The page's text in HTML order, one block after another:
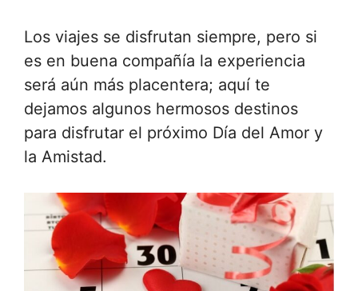
Los viajes se disfrutan siempre, pero si
es en buena compañía la experiencia
será aún más placentera; aquí te
dejamos algunos hermosos destinos
para disfrutar el próximo Día del Amor y
la Amistad.